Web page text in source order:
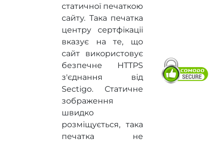
статичної печаткою
сайту. Така печатка
центру сертфікаціі
вказує на те, що
сайт використовує
безпечне HTTPS
з'єднання від
Sectigo. Статичне
зображення
швидко
розміщується, така
печатка не